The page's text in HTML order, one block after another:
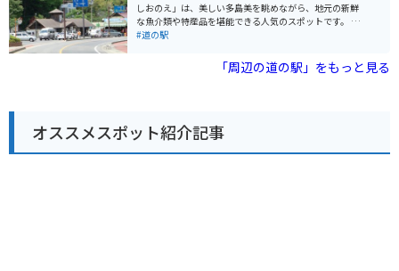
駐車場が完備されているので安心です。瀬戸内海沿いの
道路は、景色が良く走りやすいので、ツーリングにもお
すすめです。 周辺には、四国八十八ヶ所霊場の第85番札
みろくを拠点に、香川県の観光を楽しむのはいかがでし
しおのえ」は、美しい多島美を眺めながら、地元の新鮮
な魚介類や特産品を堪能できる人気のスポットです。 瀬
戸内海を望む絶景ロケーションにあるため、道の駅内の
しむことができます。新鮮な海の幸を使った海鮮丼や、
地元産の野菜を使った料理などが人気です。 また、「し
訪れる場合、道の駅には広々とした駐車場が完備されて
いるので安心です。周辺には、風光明媚な海岸線を走る
ルートも多いため、ツーリングの休憩スポットとしても
#道の駅
「周辺の道の駅」をもっと見る
オススメスポット紹介記事